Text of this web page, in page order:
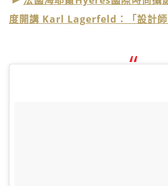
度開講 Karl Lagerfeld：「設計師